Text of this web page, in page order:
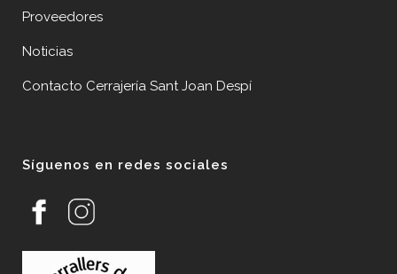
Proveedores
Noticias
Contacto Cerrajería Sant Joan Despí
Síguenos en redes sociales